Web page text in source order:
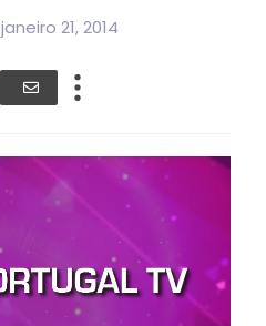
janeiro 21, 2014